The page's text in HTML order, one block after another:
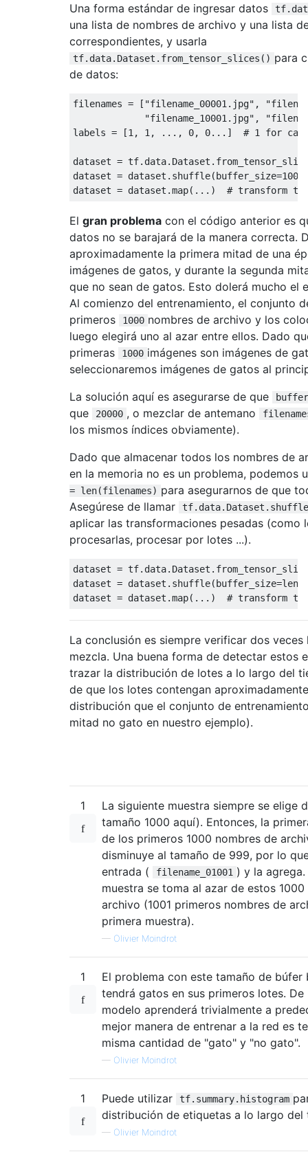
Una forma estándar de ingresar datos
una lista de nombres de archivo y una lista
correspondientes, y usarla
tf.data.Dataset.from_tensor_slices() para
de datos:
filenames = [ "filename_00001.jpg" ,
"filename_10001.jpg" ,
labels = [1 , 1 , ..., 0, 0. ..] # 1 for
dataset =
dataset = dataset.shuffle(buffer_size=1000
dataset = dataset.map(...) # transform to
El gran problema con el código anterior es
datos no se barajará de la manera correcta.
aproximadamente la primera mitad de una
imágenes de gatos, y durante la segunda
que no sean de gatos. Esto dolerá mucho el
Al comienzo del entrenamiento, el conjunto
primeros
1000 nombres de archivo y los
luego elegirá uno al azar entre ellos. Dado
primeras
1000 imágenes son imágenes de
seleccionaremos imágenes de gatos al
La solución aquí es asegurarse de que
que 20000 , o mezclar de antemano
los mismos índices obviamente).
Dado que almacenar todos los nombres de
en la memoria no es un problema, podemos
= len(filenames) para asegurarnos de que
Asegúrese de llamar
aplicar las transformaciones pesadas (como
procesarlas, procesar por lotes ...).
dataset =
dataset =
dataset = dataset.map(...) # transform to
La conclusión es siempre verificar dos veces
mezcla. Una buena forma de detectar estos
trazar la distribución de lotes a lo largo del
de que los lotes contengan
distribución que el conjunto de
mitad no gato en nuestro ejemplo).
1
La siguiente muestra siempre se elige
tamaño 1000 aquí). Entonces, la
de los primeros 1000 nombres de
disminuye al tamaño de 999, por lo
entrada (
filename_01001 ) y la
muestra se toma al azar de estos
archivo (1001 primeros nombres de
primera muestra).
— Olivier Moindrot
1
El problema con este tamaño de búfer
tendrá gatos en sus primeros lotes.
modelo aprenderá trivialmente a
mejor manera de entrenar a la red es
misma cantidad de "gato" y "no gato".
— Olivier Moindrot
1 Puede utilizar tf.summary.histogram
distribución de etiquetas a lo largo del
— Olivier Moindrot